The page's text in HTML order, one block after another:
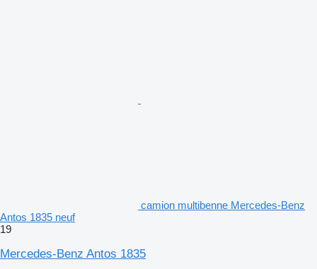
camion multibenne Mercedes-Benz
Antos 1835 neuf
19
Mercedes-Benz Antos 1835